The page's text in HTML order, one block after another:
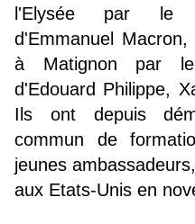
l'Elysée par le
d'Emmanuel
à Matignon par le
d'Edouard Philippe,
Ils ont depuis
commun de
jeunes
aux Etats-Unis en